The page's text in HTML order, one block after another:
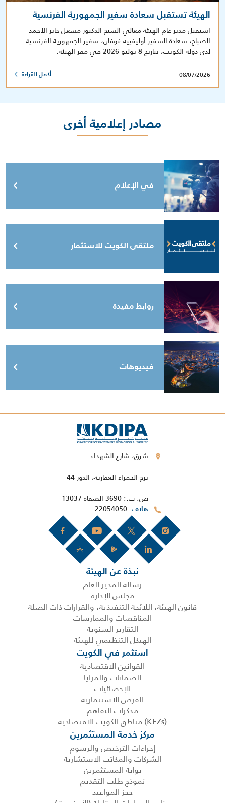
الهيئة تستقبل سعادة سفير الجمهورية الفرنسية
استقبل مدير عام الهيئة معالي الشيخ الدكتور مشعل جابر الأحمد
الصباح، سعادة السفير أوليفييه غوفان، سفير الجمهورية الفرنسية
لدى دولة الكويت، بتاريخ 8 يوليو 2026 في مقر الهيئة.
08/07/2026 أكمل القراءة
مصادر إعلامية أخرى
في الإعلام
ملتقى الكويت للاستثمار
روابط مفيدة
فيديوهات
شرق، شارع الشهداء
برج الحمراء العقارية، الدور 44
ص. ب.: 3690 الصفاة 13037
هاتف
نبذة عن الهيئة
رسالة المدير العام
مجلس الإدارة
قانون الهيئة، اللائحة التنفيذية، والقرارات ذات الصلة
المناقصات والممارسات
التقارير السنوية
الهيكل التنظيمي للهيئة
استثمر في الكويت
القوانين الاقتصادية
الضمانات والمزايا
الإحصائيات
الفرص الاستثمارية
مذكرات التفاهم
(KEZs) مناطق الكويت الاقتصادية
مركز خدمة المستثمرين
إجراءات الترخيص والرسوم
الشركات والمكاتب الاستشارية
بوابة المستثمرين
نموذج طلب التقديم
حجز المواعيد